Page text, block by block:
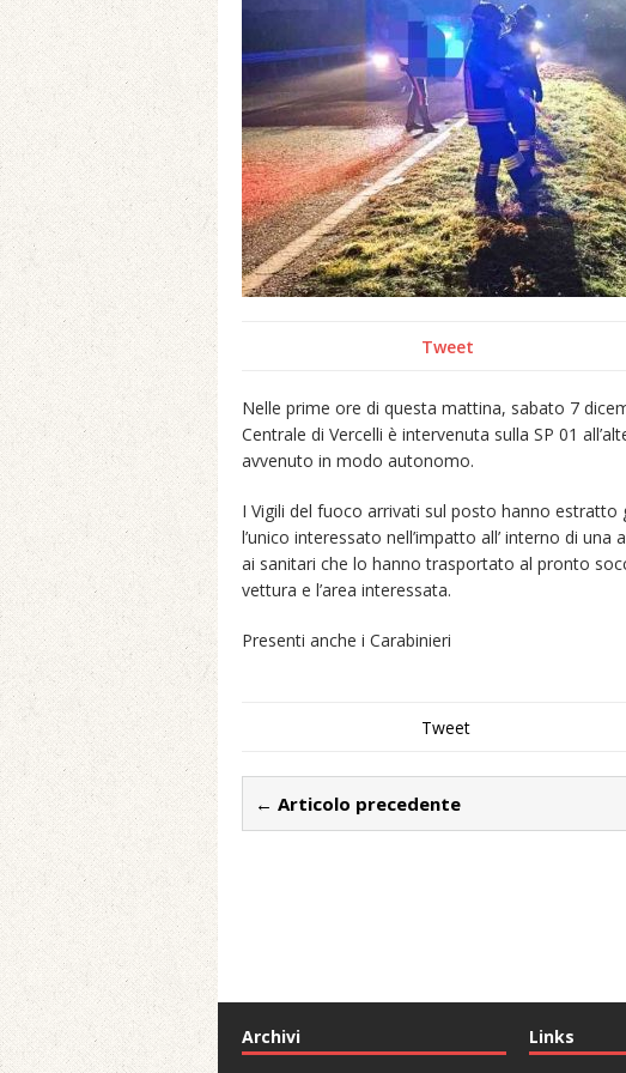
Tweet
Nelle prime ore di questa mattina, sabato 7
Centrale di Vercelli è intervenuta sulla SP 01
avvenuto in modo autonomo.
I Vigili del fuoco arrivati sul posto hanno
l’unico interessato nell’impatto all’ interno di
ai sanitari che lo hanno trasportato al pronto
vettura e l’area interessata.
Presenti anche i Carabinieri
Tweet
← Articolo precedente
Archivi Links